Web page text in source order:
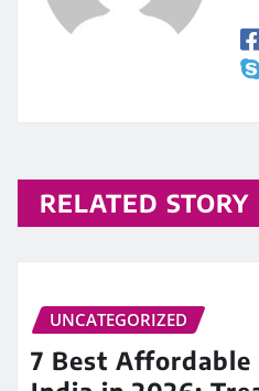
RELATED STORY
UNCATEGORIZED
7 Best